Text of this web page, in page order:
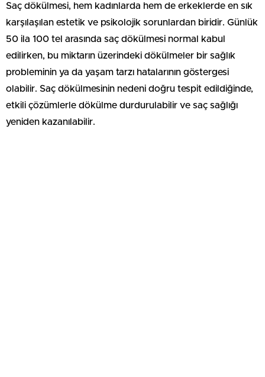
Saç dökülmesi, hem kadınlarda hem de erkeklerde en sık
karşılaşılan estetik ve psikolojik sorunlardan biridir. Günlük
50 ila 100 tel arasında saç dökülmesi normal kabul
edilirken, bu miktarın üzerindeki dökülmeler bir sağlık
probleminin ya da yaşam tarzı hatalarının göstergesi
olabilir. Saç dökülmesinin nedeni doğru tespit edildiğinde,
etkili çözümlerle dökülme durdurulabilir ve saç sağlığı
yeniden kazanılabilir.